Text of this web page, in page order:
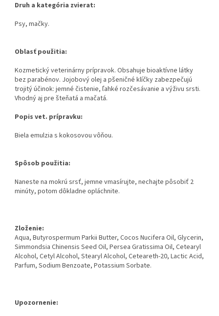
Druh a kategória zvierat:
Psy, mačky.
Oblasť použitia:
Kozmetický veterinárny prípravok. Obsahuje bioaktívne látky
bez parabénov. Jojobový olej a pšeničné klíčky zabezpečujú
trojitý účinok: jemné čistenie, ľahké rozčesávanie a výživu srsti.
Vhodný aj pre šteňatá a mačatá.
Popis vet. prípravku:
Biela emulzia s kokosovou vôňou.
Spôsob použitia:
Naneste na mokrú srsť, jemne vmasírujte, nechajte pôsobiť 2
minúty, potom dôkladne opláchnite.
Zloženie:
Aqua, Butyrospermum Parkii Butter, Cocos Nucifera Oil, Glycerin,
Simmondsia Chinensis Seed Oil, Persea Gratissima Oil, Cetearyl
Alcohol, Cetyl Alcohol, Stearyl Alcohol, Ceteareth-20, Lactic Acid,
Parfum, Sodium Benzoate, Potassium Sorbate.
Upozornenie: